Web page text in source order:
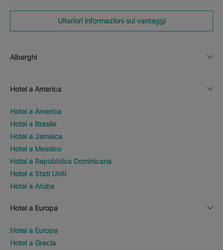
Ulteriori informazioni sui vantaggi
Alberghi
Hotel a America
Hotel a America
Hotel a Brasile
Hotel a Jamaica
Hotel a Messico
Hotel a Repubblica Dominicana
Hotel a Stati Uniti
Hotel a Aruba
Hotel a Europa
Hotel a Europa
Hotel a Grecia